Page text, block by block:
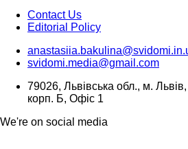
Contact Us
Editorial Policy
svidomi.media@gmail.com
79026, Львівська обл., м.
корп. Б, Офіс 1
We're on social media